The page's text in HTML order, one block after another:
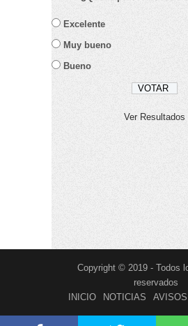
Excelente
Muy bueno
Bueno
Ver Resultados
Copyright © 2019 - Todos
reservados
INICIO
NOTICIAS AVISOS